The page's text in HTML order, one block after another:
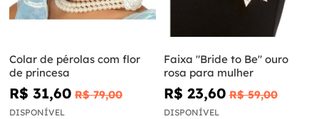
Colar de pérolas com flor
de princesa
R$ 31,60 R$ 79,00
DISPONÍVEL
Faixa "Bride to Be" ouro
rosa para mulher
R$ 23,60 R$ 59,00
DISPONÍVEL